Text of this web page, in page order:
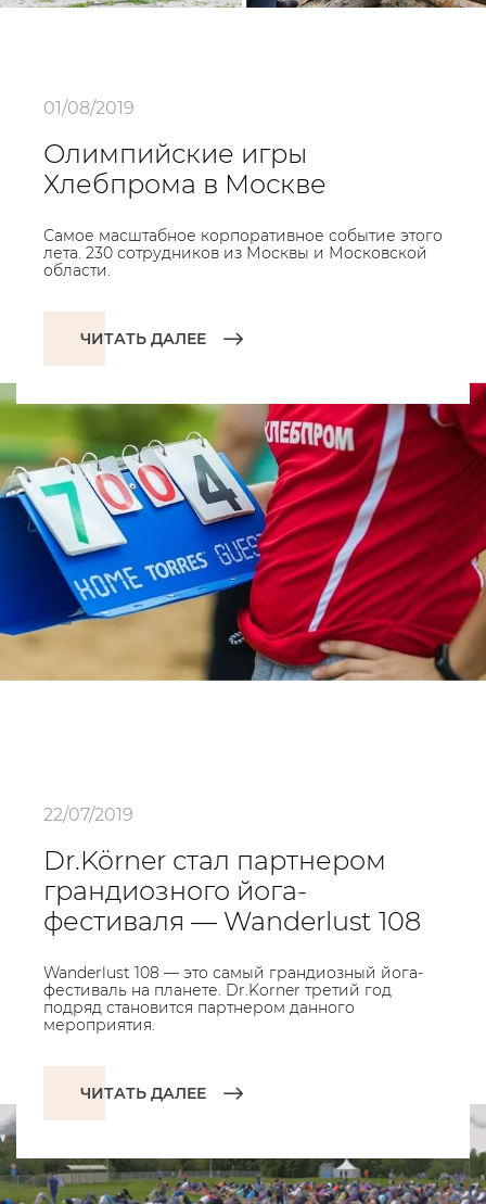
01/08/2019
Олимпийские игры
Хлебпрома в Москве
Самое масштабное корпоративное событие этого
лета. 230 сотрудников из Москвы и Московской
области.
ЧИТАТЬ ДАЛЕЕ
22/07/2019
Dr.Körner стал партнером
грандиозного йога-
фестиваля — Wanderlust 108
Wanderlust 108 — это самый грандиозный йога-
фестиваль на планете. Dr.Korner третий год
подряд становится партнером данного
мероприятия.
ЧИТАТЬ ДАЛЕЕ